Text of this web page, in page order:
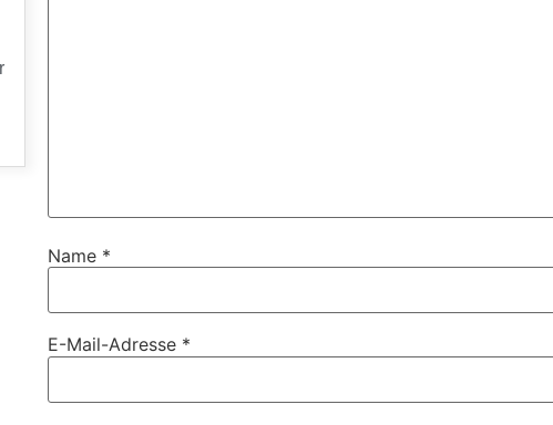
Name *
E-Mail-Adresse *